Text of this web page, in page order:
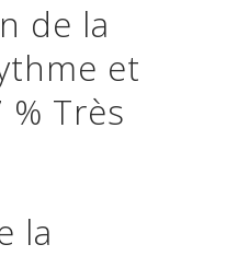
de la
et
Très
la